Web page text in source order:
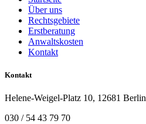
Über uns
Rechtsgebiete
Erstberatung
Anwaltskosten
Kontakt
Kontakt
Helene-Weigel-Platz 10, 12681 Berlin
030 / 54 43 79 70